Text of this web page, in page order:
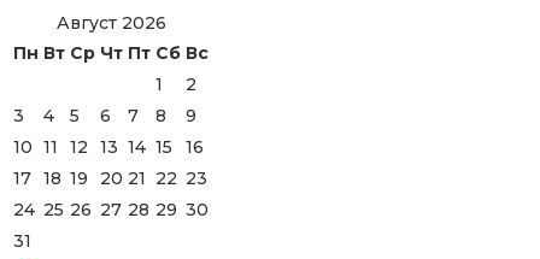
Август 2026
Пн Вт Ср Чт Пт Сб Вс
1
2
3
4 5 6 7 8
9
10 11 12 13 14 15
16
17 18 19 20 21 22 23
24 25 26 27 28 29 30
31